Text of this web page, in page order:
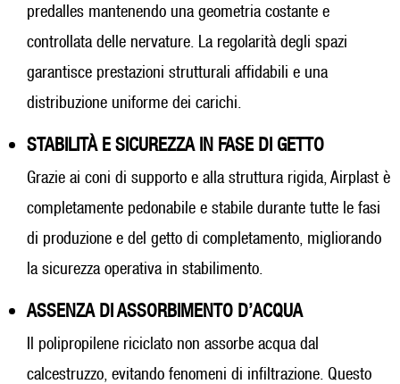
predalles mantenendo una geometria costante e
controllata delle nervature. La regolarità degli spazi
garantisce prestazioni strutturali affidabili e una
distribuzione uniforme dei carichi.
STABILITÀ E SICUREZZA IN FASE DI GETTO
Grazie ai coni di supporto e alla struttura rigida, Airplast è
completamente pedonabile e stabile durante tutte le fasi
di produzione e del getto di completamento, migliorando
la sicurezza operativa in stabilimento.
ASSENZA DI ASSORBIMENTO D’ACQUA
Il polipropilene riciclato non assorbe acqua dal
calcestruzzo, evitando fenomeni di infiltrazione. Questo